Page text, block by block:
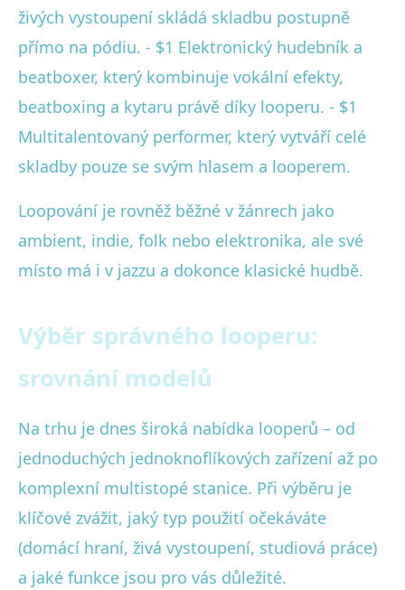
živých vystoupení skládá skladbu postupně
přímo na pódiu. - $1 Elektronický hudebník a
beatboxer, který kombinuje vokální efekty,
beatboxing a kytaru právě díky looperu. - $1
Multitalentovaný performer, který vytváří celé
skladby pouze se svým hlasem a looperem.
Loopování je rovněž běžné v žánrech jako
ambient, indie, folk nebo elektronika, ale své
místo má i v jazzu a dokonce klasické hudbě.
Výběr správného looperu:
srovnání modelů
Na trhu je dnes široká nabídka looperů – od
jednoduchých jednoknoflíkových zařízení až po
komplexní multistopé stanice. Při výběru je
klíčové zvážit, jaký typ použití očekáváte
(domácí hraní, živá vystoupení, studiová práce)
a jaké funkce jsou pro vás důležité.